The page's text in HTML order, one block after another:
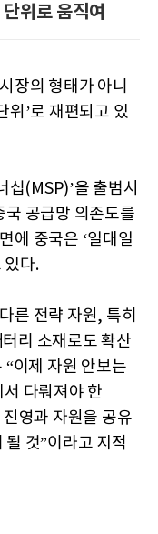
위로 움직여
장의 형태가 아니
위’로 재편되고 있
십(MSP)’을 출범시
국 공급망 의존도를
에 중국은 ‘일대일
있다.
른 전략 자원, 특히
리 소재로도 확산
“이제 자원 안보는
다뤄져야 한
영과 자원을 공유
될 것”이라고 지적